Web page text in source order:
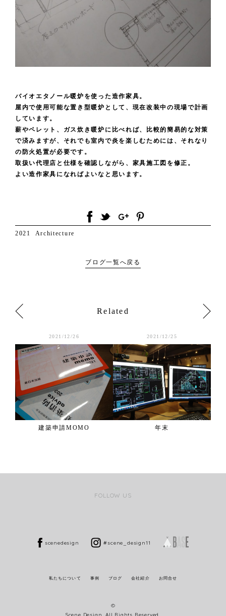
バイオエタノール暖炉を使った造作家具。
屋内で使用可能な置き型暖炉として、現在改装中の現場で計画
しています。
薪やペレット、ガス炊き暖炉に比べれば、比較的簡易的な対策
で済みますが、それでも室内で炎を楽しむためには、それなり
の防火処置が必要です。
取扱い代理店と仕様を確認しながら、家具施工図を修正。
よい造作家具になればよいなと思います。
2021 Architecture
ブログ一覧へ戻る
Related
2021/12/26
建築申請MOMO
2021/12/25
年末
FOLLOW US
scenedesign #scene_design11
私たちについて 事例 ブログ 会社紹介 お問合せ
©
Scene Design. All Rights Reserved.